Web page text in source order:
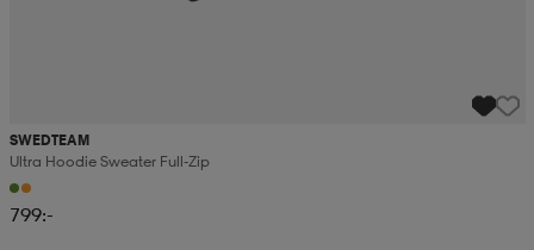
SWEDTEAM
Ultra Hoodie Sweater Full-Zip
799:-